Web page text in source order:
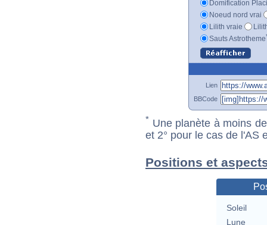
Domification
Noeud nord vrai
Lilith vraie
Sauts Astrotheme
Lien
BBCode
* Une planète à moins
et 2° pour le cas de l'AS
Positions et
Soleil
Lune